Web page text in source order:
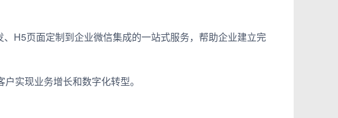
H5页面定制到企业微信集成的一站式服务，帮助企业建立完
实现业务增长和数字化转型。